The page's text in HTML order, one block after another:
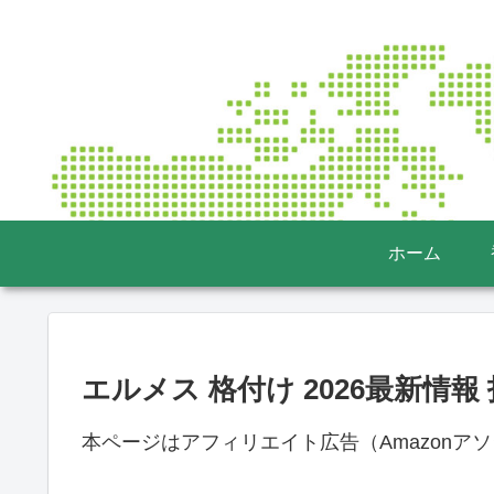
ホーム
エルメス 格付け 2026最新情
本ページはアフィリエイト広告（Amazonア